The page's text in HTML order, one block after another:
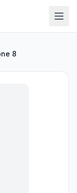
8